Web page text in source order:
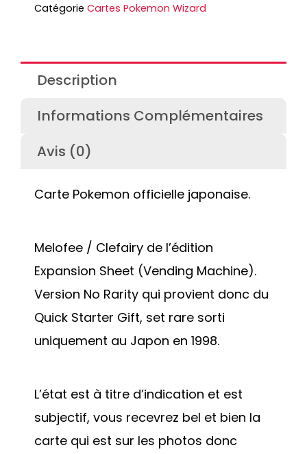
Catégorie Cartes Pokemon Wizard
Description
Informations Complémentaires
Avis (0)
Carte Pokemon officielle japonaise.
Melofee / Clefairy de l’édition
Expansion Sheet (Vending Machine).
Version No Rarity qui provient donc du
Quick Starter Gift, set rare sorti
uniquement au Japon en 1998.
L’état est à titre d’indication et est
subjectif, vous recevrez bel et bien la
carte qui est sur les photos donc